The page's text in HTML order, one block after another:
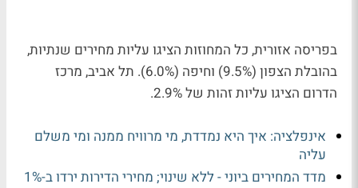
בפריסה אזורית, כל המחוזות הציגו עליות מחירים שנתיות,
בהובלת הצפון (9.5%) וחיפה (6.0%). תל אביב, מרכז
הדרום הציגו עליות זהות של 2.9%.
אינפלציה: איך היא נמדדת, מי מרוויח ממנה ומי משלם
עליה
מדד המחירים ביוני - ללא שינוי; מחירי הדירות ירדו ב-1%